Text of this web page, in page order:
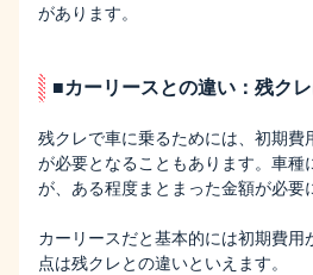
があります。
■カーリースとの違い：残ク
残クレで車に乗るためには、初期費
が必要となることもあります。車種
が、ある程度まとまった金額が必要
カーリースだと基本的には初期費用
点は残クレとの違いといえます。